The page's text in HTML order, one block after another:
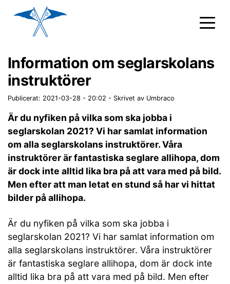
Information om seglarskolans
instruktörer
Publicerat: 2021-03-28 - 20:02 - Skrivet av Umbraco
Är du nyfiken på vilka som ska jobba i
seglarskolan 2021? Vi har samlat information
om alla seglarskolans instruktörer. Våra
instruktörer är fantastiska seglare allihopa, dom
är dock inte alltid lika bra på att vara med på bild.
Men efter att man letat en stund så har vi hittat
bilder på allihopa.
Är du nyfiken på vilka som ska jobba i
seglarskolan 2021? Vi har samlat information om
alla seglarskolans instruktörer. Våra instruktörer
är fantastiska seglare allihopa, dom är dock inte
alltid lika bra på att vara med på bild. Men efter